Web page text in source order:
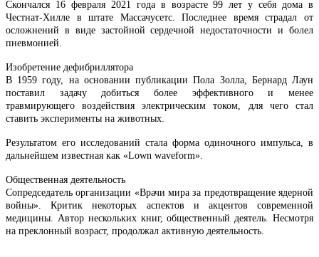
Скончался 16 февраля 2021 года в возрасте 99 лет у себя дома в
Честнат-Хилле в штате Массачусетс. Последнее время страдал от
осложнений в виде застойной сердечной недостаточности и болел
пневмонией.
Изобретение дефибриллятора
В 1959 году, на основании публикации Пола Золла, Бернард Лаун
поставил задачу добиться более эффективного и менее
травмирующего воздействия электрическим током, для чего стал
ставить эксперименты на животных.
Результатом его исследований стала форма одиночного импульса, в
дальнейшем известная как «Lown waveform».
Общественная деятельность
Сопредседатель организации «Врачи мира за предотвращение ядерной
войны». Критик некоторых аспектов и акцентов современной
медицины. Автор нескольких книг, общественный деятель. Несмотря
на преклонный возраст, продолжал активную деятельность.